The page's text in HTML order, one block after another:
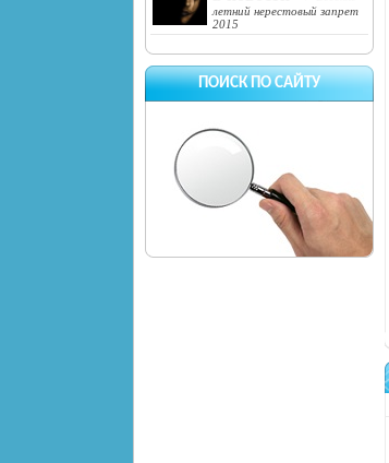
летний нерестовый запрет
2015
ПОИСК ПО САЙТУ